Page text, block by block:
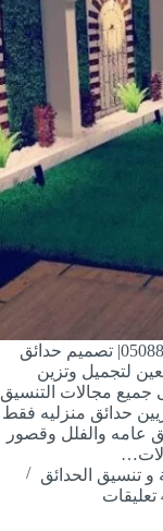
تنسيق حدائق العين |0508849212| تصميم حدائق
لتجميل وتزين
جميع مجالات التنسيق
حدائق منزليه فقط
عامه والفلل وقصور
و تنسيق الحدائق